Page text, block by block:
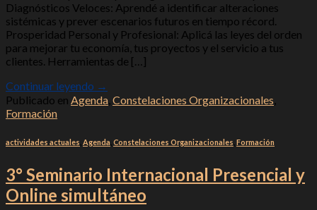
Diagnósticos Veloces: Aprendé a identificar alteraciones
sistémicas y prever escenarios futuros en tiempo récord.
Prosperidad Personal y Profesional: Aplicá las leyes del orden
para mejorar tu economía, tus proyectos y el servicio a tus
clientes. Herramientas de […]
Continuar leyendo →
Publicado en Agenda Constelaciones Organizacionales
Formación
actividades actuales Agenda Constelaciones Organizacionales Formación
3° Seminario Internacional Presencial y
Online simultáneo